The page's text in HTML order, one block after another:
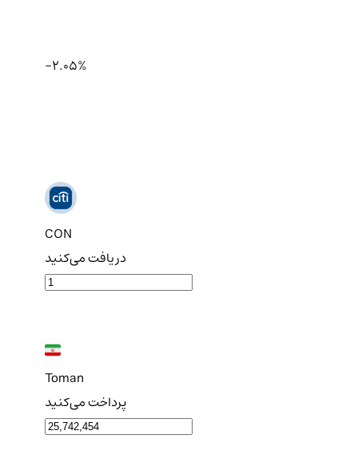
-2.05%
CON
دریافت می‌کنید
Toman
پرداخت می‌کنید